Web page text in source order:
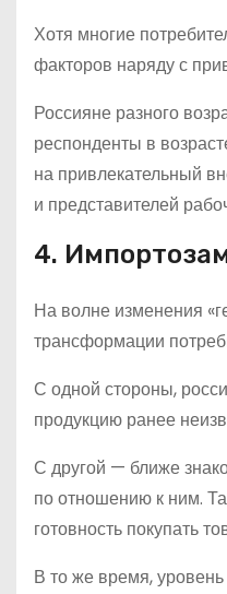
Хотя многие
факторов наряду с
Россияне разного
респонденты в
на привлекательный
и представителей
4.
На волне изменения
трансформации
С одной стороны,
продукцию ранее
С другой — ближе
по отношению к ним.
готовность покупать
В то же время,